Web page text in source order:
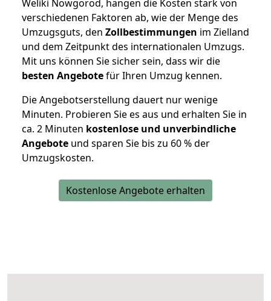
Weliki Nowgorod, hängen die Kosten stark von
verschiedenen Faktoren ab, wie der Menge des
Umzugsguts, den Zollbestimmungen im Zielland
und dem Zeitpunkt des internationalen Umzugs.
Mit uns können Sie sicher sein, dass wir die
besten Angebotefür Ihren Umzug kennen.
Die Angebotserstellung dauert nur wenige
Minuten. Probieren Sie es aus und erhalten Sie in
ca. 2 Minuten kostenlose und unverbindliche
Angebote und sparen Sie bis zu 60 % der
Umzugskosten.
Kostenlose Angebote erhalten